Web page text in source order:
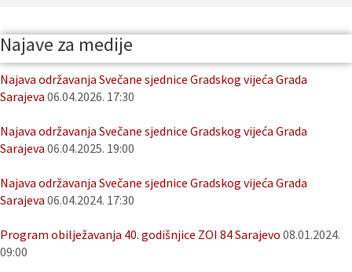
Najave za medije
Najava održavanja Svečane sjednice Gradskog vijeća Grada
Sarajeva 06.04.2026. 17:30
Najava održavanja Svečane sjednice Gradskog vijeća Grada
Sarajeva 06.04.2025. 19:00
Najava održavanja Svečane sjednice Gradskog vijeća Grada
Sarajeva 06.04.2024. 17:30
Program obilježavanja 40. godišnjice ZOI 84 Sarajevo 08.01.2024.
09:00